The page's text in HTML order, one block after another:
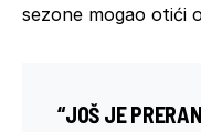
sezone mogao otići
“JOŠ JE